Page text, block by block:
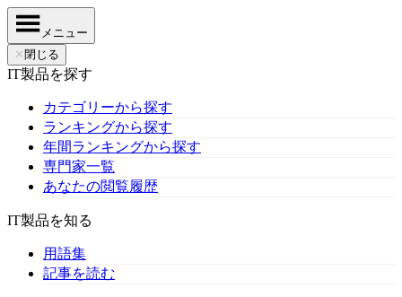
メニュー
✕ 閉じる
IT製品を探す
カテゴリーから探す
ランキングから探す
年間ランキングから探す
専門家一覧
あなたの閲覧履歴
IT製品を知る
用語集
記事を読む